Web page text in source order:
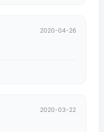
2020-04-26
2020-03-22